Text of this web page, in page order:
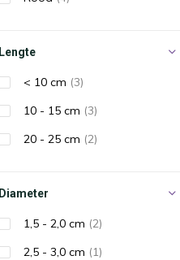
Lengte
< 10 cm (3)
10 - 15 cm (3)
20 - 25 cm (2)
Diameter
1,5 - 2,0 cm (2)
2,5 - 3,0 cm (1)